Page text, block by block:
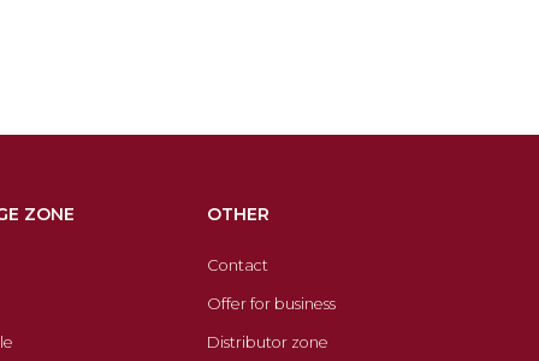
ZONE OTHER
Contact
Offer for business
Distributor zone